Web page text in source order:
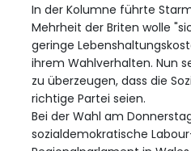
In der Kolumne führte
Mehrheit der Briten wolle
geringe
ihrem Wahlverhalten. Nun
zu überzeugen, dass die
richtige Partei seien.
Bei der Wahl am
sozialdemokratische